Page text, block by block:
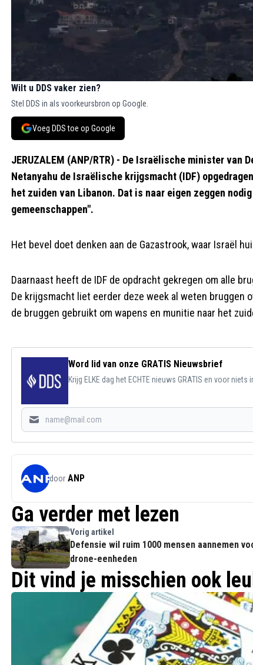
Wilt u DDS vaker zien?
Stel DDS in als voorkeursbron op Google.
Voeg DDS toe op Google
JERUZALEM (ANP/RTR) - De Israëlische minister
Netanyahu de Israëlische krijgsmacht (IDF)
het zuiden van Libanon. Dat is naar eigen zeggen
gemeenschappen".
Het bevel doet denken aan de Gazastrook, waar Israël
Daarnaast heeft de IDF de opdracht gekregen om alle
De krijgsmacht liet eerder deze week al weten bruggen
de bruggen gebruikt om wapens en munitie naar het
Word lid van onze GRATIS Nieuwsbrief
Krijg ELKE dag het ECHTE nieuws GRATIS en voor
door ANP
Ga verder met lezen
Vorig artikel
Defensie wil ruim 1000 mensen aannemen
drone-eenheden
Dit vind je misschien ook